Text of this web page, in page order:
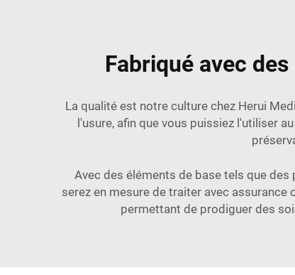
Fabriqué avec
La qualité est notre culture chez Herui
l'usure, afin que vous puissiez l'utiliser
Avec des éléments de base tels que
serez en mesure de traiter avec
permettant de prodiguer des